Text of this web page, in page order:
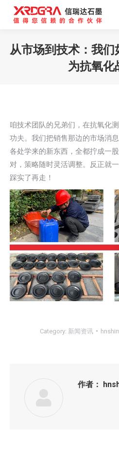
从市场到技术：我
为抗氧化
咱技术团队的兄弟们，在抗氧化
功夫。我们把销售那边的市场消
各处学来的新东西，全都拧成一
对，策略随时灵活调整。反正就
踩实了再走！
Category: 新闻资讯
作者：